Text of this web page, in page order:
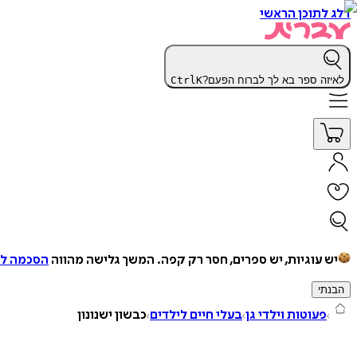
דלג לתוכן הראשי
לאיזה ספר בא לך לברוח הפעם? CtrlK
יש עוגיות, יש ספרים, חסר רק קפה. המשך גלישה מהווה הסכמה
הבנתי
פעוטות וילדי גן בעלי חיים לילדים כבשון ישנונון